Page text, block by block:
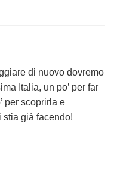
di nuovo dovremo
Italia, un po’ per far
per scoprirla e
già facendo!